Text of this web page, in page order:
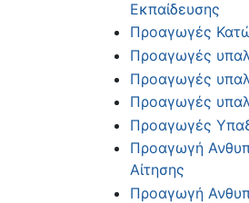
Εκπαίδευσης
Προαγωγές
Προαγωγές
Προαγωγές
Προαγωγές
Προαγωγές
Προαγωγή
Αίτησης
Προαγωγή